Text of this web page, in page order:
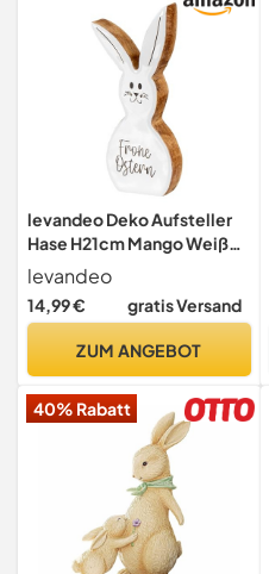
levandeo Deko Aufsteller
Hase H21cm Mango Weiß
Natur Braun Tischdeko
Osterhase Osterdeko
Frühling Ostern
levandeo
14,99 € gratis Versand
ZUM ANGEBOT
40% Rabatt